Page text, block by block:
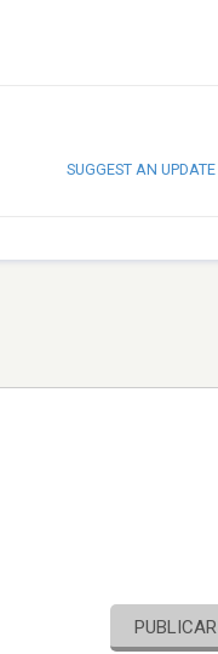
SUGGEST AN UPDATE
PUBLICAR